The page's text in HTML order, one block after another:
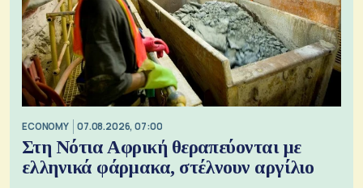
ECONOMY 07.08.2026, 07:00
Στη Νότια Αφρική θεραπεύονται με
ελληνικά φάρμακα, στέλνουν αργίλιο